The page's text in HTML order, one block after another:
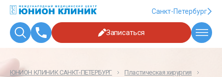
Санкт-Петербург
Записаться
ЮНИОН КЛИНИК САНКТ-ПЕТЕРБУРГ
Пластическая хирургия